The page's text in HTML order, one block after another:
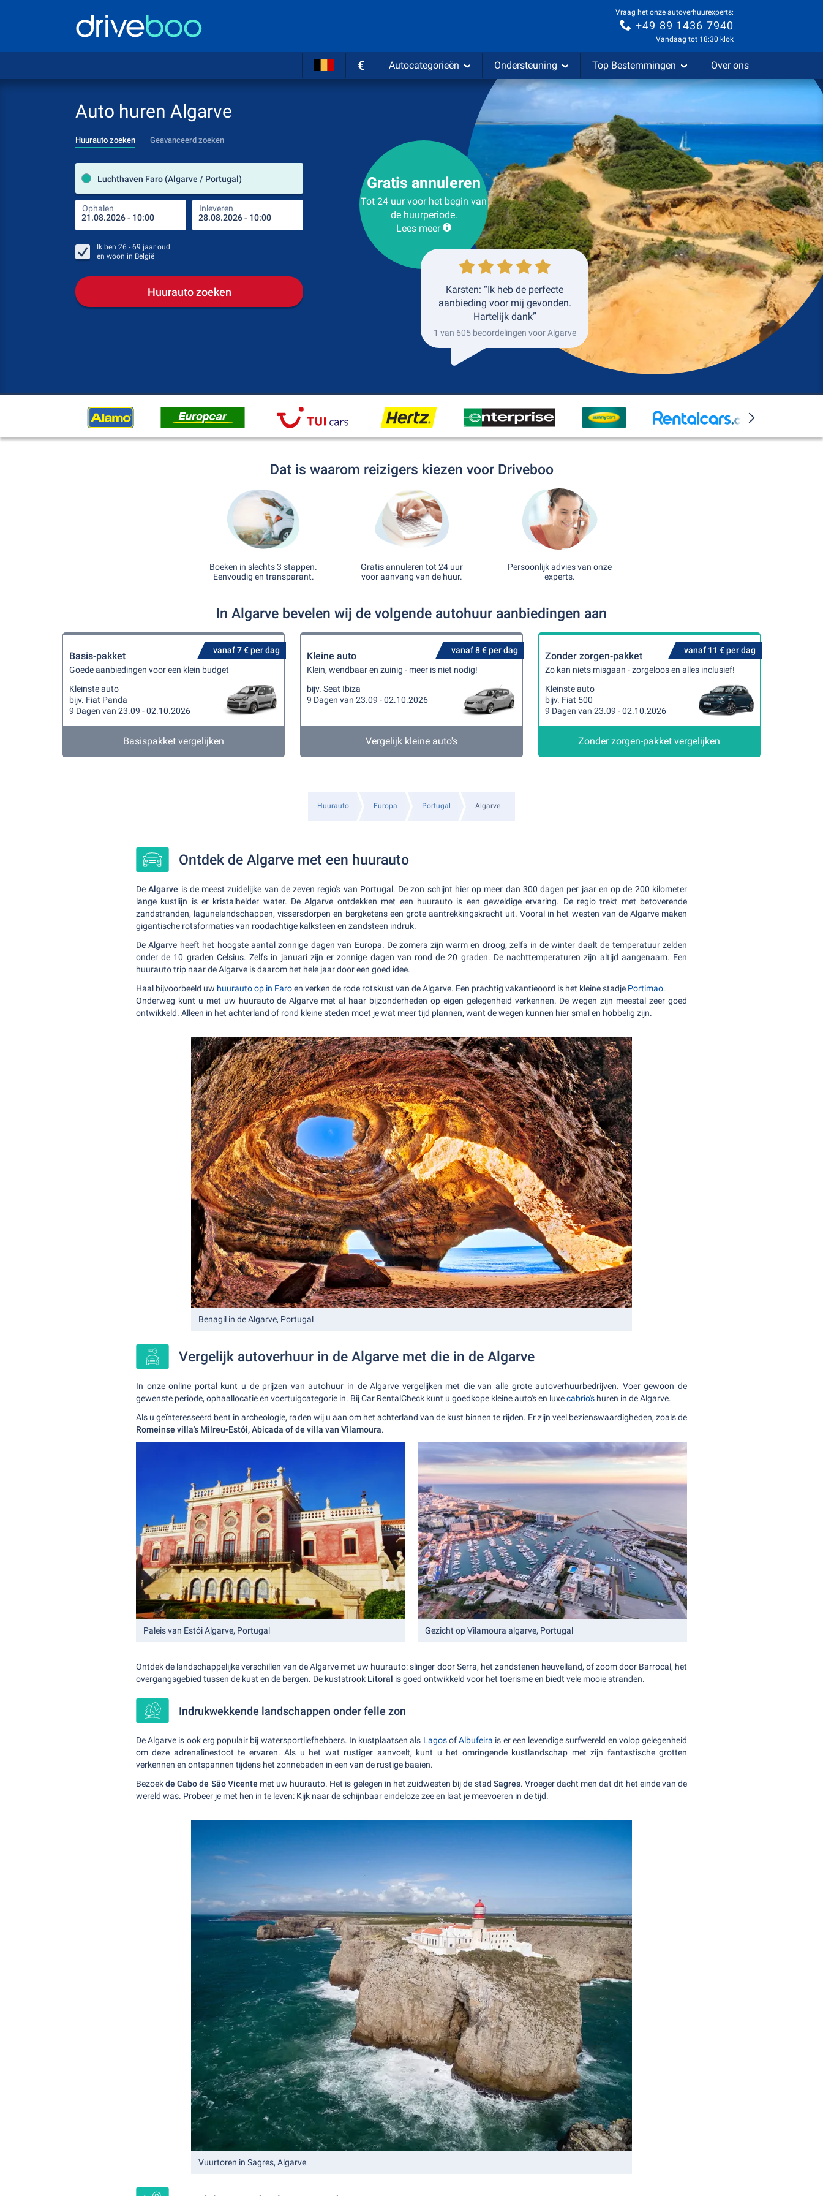
Vraag het onze autoverhuurexperts:
+49 89 1436 7940
Vandaag tot 18:30 klok
€ Autocategorieën Ondersteuning Top Bestemmingen Over ons
Auto huren Algarve
Huurauto zoeken Geavanceerd zoeken
Luchthaven Faro (Algarve / Portugal)
Ophalen Inleveren Plaats voor teruggave
Ik ben 26 - 69 jaar oud
en woon in België
Huurauto zoeken
Gratis annuleren
Tot 24 uur voor het begin van
de huurperiode.
Lees meer
Karsten: “Ik heb de perfecte
aanbieding voor mij gevonden.
Hartelijk dank”
1 van 605 beoordelingen voor Algarve
Dat is waarom reizigers kiezen voor Driveboo
Boeken in slechts 3 stappen.
Eenvoudig en transparant.
Gratis annuleren tot 24 uur
voor aanvang van de huur.
Persoonlijk advies van onze
experts.
In Algarve bevelen wij de volgende autohuur aanbiedingen aan
vanaf 7 € per dag
Basis-pakket
Goede aanbiedingen voor een klein budget
Kleinste auto
bijv. Fiat Panda
9 Dagen van 23.09 - 02.10.2026
Basispakket vergelijken
vanaf 8 € per dag
Kleine auto
Klein, wendbaar en zuinig - meer is niet nodig!
bijv. Seat Ibiza
9 Dagen van 23.09 - 02.10.2026
Vergelijk kleine auto's
vanaf 11 € per dag
Zonder zorgen-pakket
Zo kan niets misgaan - zorgeloos en alles inclusief!
Kleinste auto
bijv. Fiat 500
9 Dagen van 23.09 - 02.10.2026
Zonder zorgen-pakket vergelijken
Huurauto Europa Portugal Algarve
Ontdek de Algarve met een huurauto
DeAlgarve is de meest zuidelijke van de zeven regio's van Portugal. De zon schijnt hier op meer dan 300 dagen per jaar en op de 200 kilometer
lange kustlijn is er kristalhelder water. De Algarve ontdekken met een huurauto is een geweldige ervaring. De regio trekt met betoverende
zandstranden, lagunelandschappen, vissersdorpen en bergketens een grote aantrekkingskracht uit. Vooral in het westen van de Algarve maken
gigantische rotsformaties van roodachtige kalksteen en zandsteen indruk.
De Algarve heeft het hoogste aantal zonnige dagen van Europa. De zomers zijn warm en droog; zelfs in de winter daalt de temperatuur zelden
onder de 10 graden Celsius. Zelfs in januari zijn er zonnige dagen van rond de 20 graden. De nachttemperaturen zijn altijd aangenaam. Een
huurauto trip naar de Algarve is daarom het hele jaar door een goed idee.
Haal bijvoorbeeld uw huurauto op in Faroen verken de rode rotskust van de Algarve. Een prachtig vakantieoord is het kleine stadje Portimao.
Onderweg kunt u met uw huurauto de Algarve met al haar bijzonderheden op eigen gelegenheid verkennen. De wegen zijn meestal zeer goed
ontwikkeld. Alleen in het achterland of rond kleine steden moet je wat meer tijd plannen, want de wegen kunnen hier smal en hobbelig zijn.
Benagil in de Algarve, Portugal
Vergelijk autoverhuur in de Algarve met die in de Algarve
In onze online portal kunt u de prijzen van autohuur in de Algarve vergelijken met die van alle grote autoverhuurbedrijven. Voer gewoon de
gewenste periode, ophaallocatie en voertuigcategorie in. Bij Car RentalCheck kunt u goedkope kleine auto's en luxecabrio's huren in de Algarve.
Als u geïnteresseerd bent in archeologie, raden wij u aan om het achterland van de kust binnen te rijden. Er zijn veel bezienswaardigheden, zoals de
Romeinse villa's Milreu-Estói, Abicada of de villa van Vilamoura.
Paleis van Estói Algarve, Portugal Gezicht op Vilamoura algarve, Portugal
Ontdek de landschappelijke verschillen van de Algarve met uw huurauto: slinger door Serra, het zandstenen heuvelland, of zoom door Barrocal, het
overgangsgebied tussen de kust en de bergen. De kuststrook Litoral is goed ontwikkeld voor het toerisme en biedt vele mooie stranden.
Indrukwekkende landschappen onder felle zon
De Algarve is ook erg populair bij watersportliefhebbers. In kustplaatsen als LagosofAlbufeira is er een levendige surfwereld en volop gelegenheid
om deze adrenalinestoot te ervaren. Als u het wat rustiger aanvoelt, kunt u het omringende kustlandschap met zijn fantastische grotten
verkennen en ontspannen tijdens het zonnebaden in een van de rustige baaien.
Bezoekde Cabo de São Vicente met uw huurauto. Het is gelegen in het zuidwesten bij de stad Sagres. Vroeger dacht men dat dit het einde van de
wereld was. Probeer je met hen in te leven: Kijk naar de schijnbaar eindeloze zee en laat je meevoeren in de tijd.
Vuurtoren in Sagres, Algarve